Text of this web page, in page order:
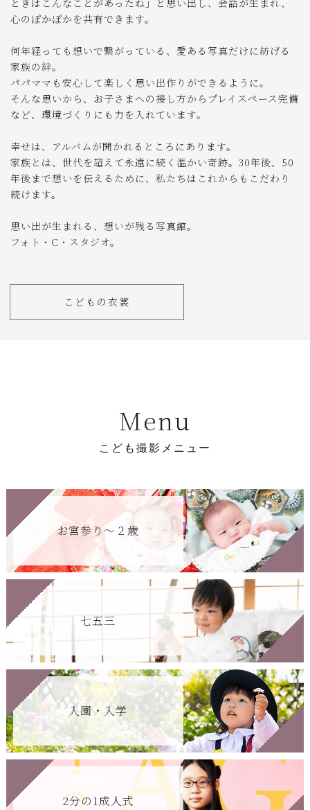
心のぽかぽかを共有できます。
何年経っても想いで繋がっている、愛ある写真だけに紡げる
家族の絆。
パパママも安心して楽しく思い出作りができるように。
そんな思いから、お子さまへの接し方からプレイスペース完備
など、環境づくりにも力を入れています。
幸せは、アルバムが開かれるところにあります。
家族とは、世代を超えて永遠に続く温かい奇跡。30年後、50
年後まで想いを伝えるために、私たちはこれからもこだわり
続けます。
思い出が生まれる、想いが残る写真館。
フォト・C・スタジオ。
こどもの衣裳
Menu
こ ど も 撮影 メ ニ ュ ー
お宮参り〜２歳
七五三
入園・入学
2分の1成人式